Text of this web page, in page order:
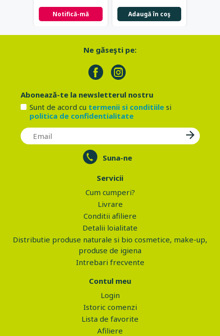
Notifică-mă Adaugă în coş
Ne găseşti pe:
Abonează-te la newsletterul nostru
Sunt de acord cu termenii si conditiilesi
politica de confidentialitate
Suna-ne
Servicii
Cum cumperi?
Livrare
Conditii afiliere
Detalii loialitate
Distributie produse naturale si bio cosmetice, make-up,
produse de igiena
Intrebari frecvente
Contul meu
Login
Istoric comenzi
Lista de favorite
Afiliere